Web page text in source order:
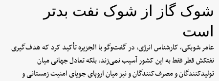
شوک گاز از شوک نفت بدتر
است
عامر شوبکی، کارشناس انرژی، در گفت‌وگو با الجزیره تأکید کرد که هدف‌گیری
نفتکش قطر فقط به این کشور آسیب نمی‌زند، بلکه تعادل جهانی میان
تولیدکنندگان و مصرف‌کنندگان و نیز میان اروپای جویای امنیت زمستانی و